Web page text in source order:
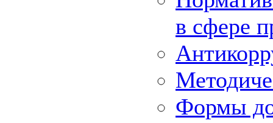
в сфере
Формы